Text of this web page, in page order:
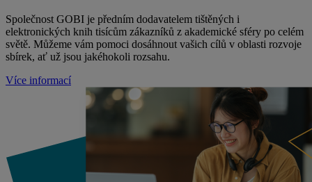
Společnost GOBI je předním dodavatelem tištěných i
elektronických knih tisícům zákazníků z akademické sféry po celém
světě. Můžeme vám pomoci dosáhnout vašich cílů v oblasti rozvoje
sbírek, ať už jsou jakéhokoli rozsahu.
Více informací